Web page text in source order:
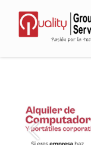
Anterior